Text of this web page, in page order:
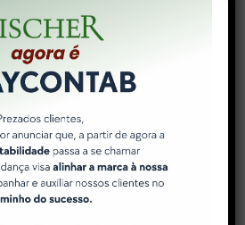
pode
você e sua